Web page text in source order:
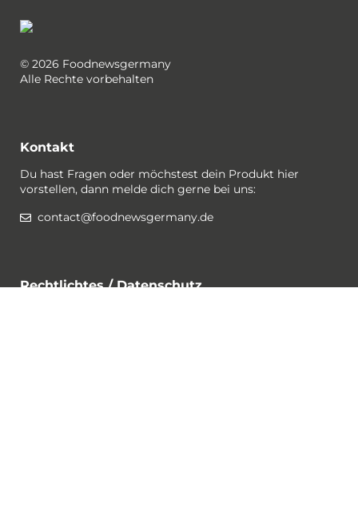
© 2026 Foodnewsgermany
Alle Rechte vorbehalten
Kontakt
Du hast Fragen oder möchstest dein Produkt hier
vorstellen, dann melde dich gerne bei uns:
contact@foodnewsgermany.de
Rechtlichtes / Datenschutz